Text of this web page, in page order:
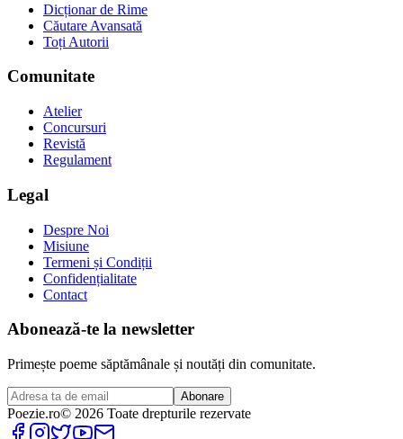
Dicționar de Rime
Căutare Avansată
Toți Autorii
Comunitate
Atelier
Concursuri
Revistă
Regulament
Legal
Despre Noi
Misiune
Termeni și Condiții
Confidențialitate
Contact
Abonează-te la newsletter
Primește poeme săptămânale și noutăți din comunitate.
Abonare
Poezie.ro© 2026 Toate drepturile rezervate